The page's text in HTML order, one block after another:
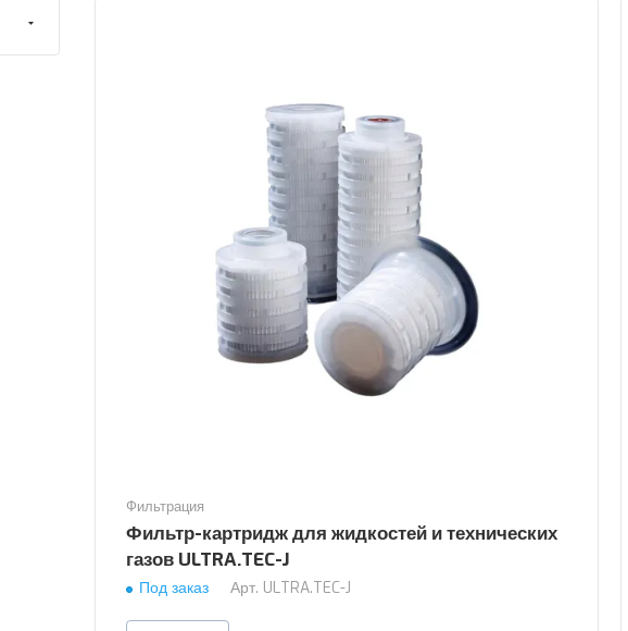
Фильтрация
Фильтр-картридж для жидкостей и технических
газов ULTRA.TEC-J
Под заказ Арт. ULTRA.TEC-J